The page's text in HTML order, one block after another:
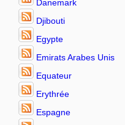
Danemark
Djibouti
Egypte
Emirats Arabes Unis
Equateur
Erythrée
Espagne